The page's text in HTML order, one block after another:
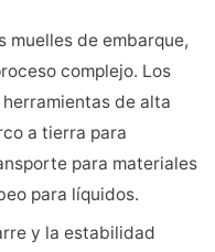
muelles de embarque,
complejo. Los
de alta
a tierra para
para materiales
para líquidos.
y la estabilidad